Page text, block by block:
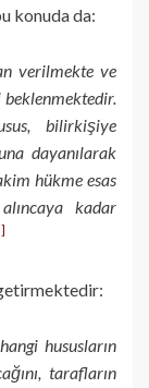
konuda da:
verilmekte ve
bilirkişiye
dayanılarak
hükme esas
kadar
hususların
tarafların